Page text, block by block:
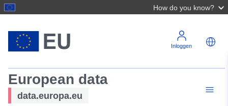
How do you know?
Inloggen
European data
data.europa.eu